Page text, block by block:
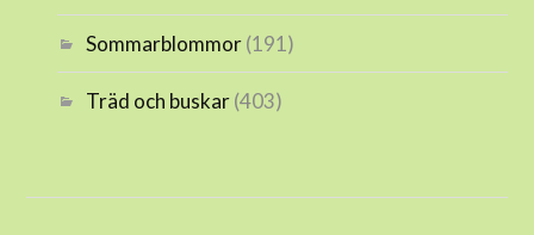
Sommarblommor(191)
Träd och buskar(403)